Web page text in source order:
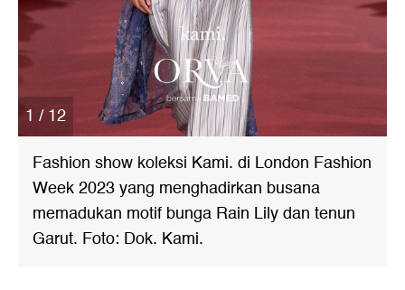
1 / 12
Fashion show koleksi Kami. di London Fashion
Week 2023 yang menghadirkan busana
memadukan motif bunga Rain Lily dan tenun
Garut. Foto: Dok. Kami.